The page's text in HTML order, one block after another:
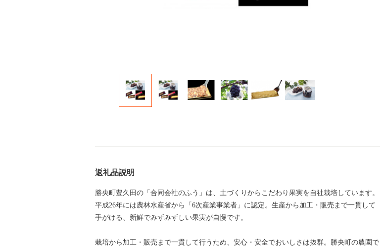
返礼品説明
勝央町豊久田の「合同会社のふう」は、土づくりからこだわり果実を自社栽培しています。
平成26年には農林水産省から「6次産業事業者」に認定。生産から加工・販売まで一貫して
手がける、新鮮でみずみずしい果実が自慢です。
栽培から加工・販売まで一貫して行うため、安心・安全でおいしさは抜群。勝央町の農園で